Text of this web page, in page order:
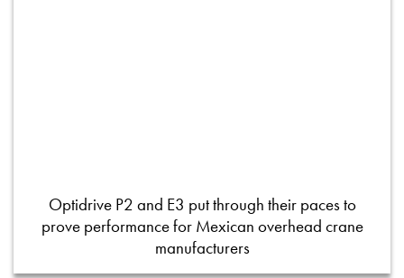
Optidrive P2 and E3 put through their paces to
prove performance for Mexican overhead crane
manufacturers